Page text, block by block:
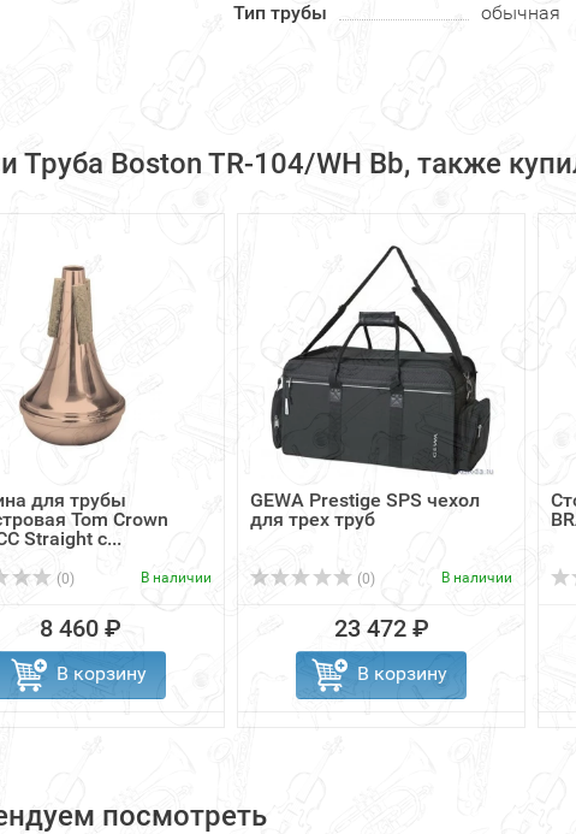
Тип трубы
обычная
Труба Boston TR-104/WH Bb, также
для трубы
Tom Crown
Straight с...
(0) В наличии
8 460 ₽
В корзину
GEWA Prestige SPS чехол
для трех труб
(0) В наличии
23 472 ₽
В корзину
посмотреть